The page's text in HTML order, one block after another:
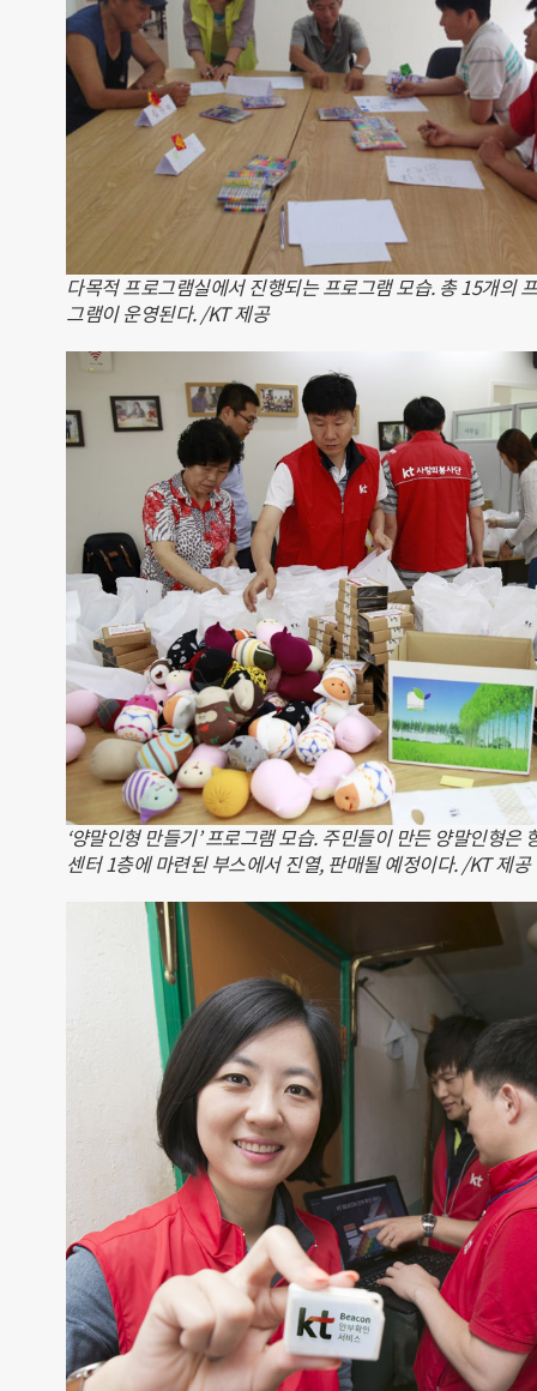
다목적 프로그램실에서 진행되는 프로그램 모습. 총 15개의
그램이 운영된다. /KT 제공
‘양말인형 만들기’ 프로그램 모습. 주민들이 만든 양말인형은
센터 1층에 마련된 부스에서 진열, 판매될 예정이다. /KT 제공